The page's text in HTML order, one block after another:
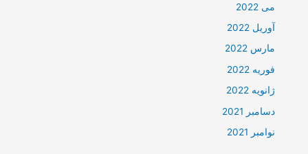
می 2022
آوریل 2022
مارس 2022
فوریه 2022
ژانویه 2022
دسامبر 2021
نوامبر 2021